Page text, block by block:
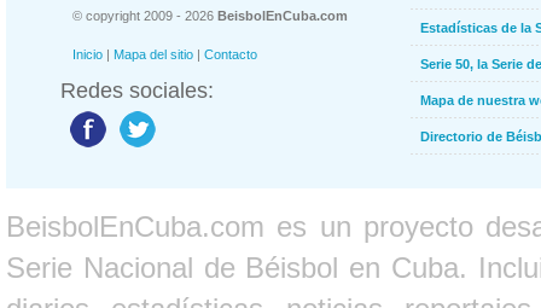
© copyright 2009 - 2026 BeisbolEnCuba.com
Inicio | Mapa del sitio | Contacto
Redes sociales:
Estadísticas de la
Serie 50, la Serie
Mapa de nuestra
Directorio de
BeisbolEnCuba.com es un proyecto
Serie Nacional de Béisbol en Cuba.